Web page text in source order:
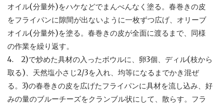
オイル(分量外)をハケなどでまんべんなく塗る。春巻きの皮
をフライパンに隙間が出ないように一枚ずつ広げ、オリーブ
オイル(分量外)を塗る。春巻きの皮が全面に渡るまで、同様
の作業を繰り返す。
4. 2)で炒めた具材の入ったボウルに、卵3個、ディル(枝から
取る)、天然塩小さじ2/3を入れ、均等になるまでかき混ぜ
る。3)の春巻きの皮を広げたフライパンに具材を流し込み、好
みの量のブルーチーズをクランブル状にして、散らす。フラ